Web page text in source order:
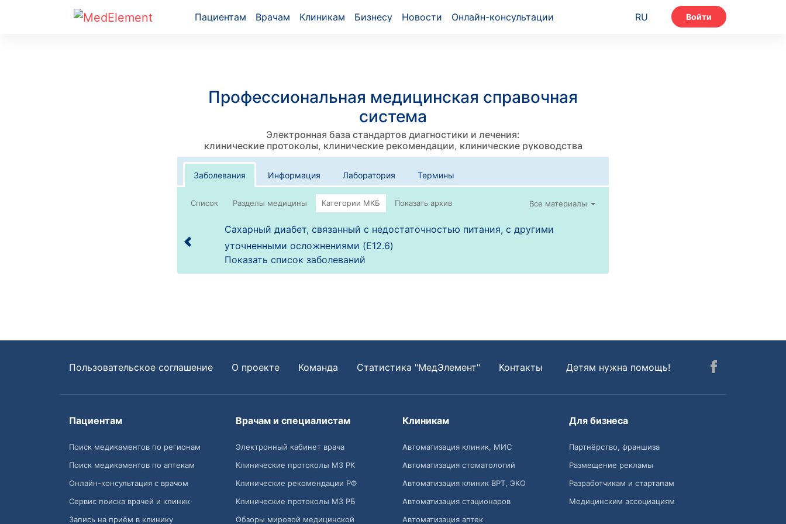
Пациентам Врачам Клиникам Бизнесу Новости Онлайн-консультации RU Войти
Профессиональная медицинская справочная
система
Электронная база стандартов диагностики и лечения:
клинические протоколы, клинические рекомендации, клинические руководства
Заболевания Информация Лаборатория Термины
Список Все материалы
Сахарный диабет, связанный с недостаточностью питания, с другими
уточненными осложнениями (E12.6)
Показать список заболеваний
Пользовательское соглашение О проекте Команда Статистика "МедЭлемент" Контакты Детям нужна помощь!
Пациентам
Поиск медикаментов по регионам
Поиск медикаментов по аптекам
Онлайн-консультация с врачом
Сервис поиска врачей и клиник
Запись на приём в клинику
Врачам и специалистам
Электронный кабинет врача
Клинические протоколы МЗ РК
Клинические рекомендации РФ
Клинические протоколы МЗ РБ
Обзоры мировой медицинской
Клиникам
Автоматизация клиник, МИС
Автоматизация стоматологий
Автоматизация клиник ВРТ, ЭКО
Автоматизация стационаров
Автоматизация аптек
Для бизнеса
Партнёрство, франшиза
Размещение рекламы
Разработчикам и стартапам
Медицинским ассоциациям